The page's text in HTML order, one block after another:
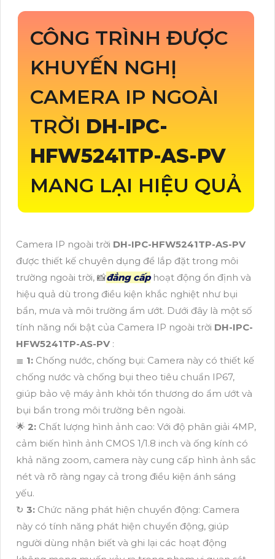
CÔNG TRÌNH ĐƯỢC
KHUYẾN NGHỊ
CAMERA IP NGOÀI
TRỜI DH-IPC-
HFW5241TP-AS-PV
MANG LẠI HIỆU QUẢ
Camera IP ngoài trời DH-IPC-HFW5241TP-AS-PV
được thiết kế chuyên dụng để lắp đặt trong môi
trường ngoài trời, 📸đẳng cấphoạt động ổn định và
hiệu quả dù trong điều kiện khắc nghiệt như bụi
bẩn, mưa và môi trường ẩm ướt. Dưới đây là một số
tính năng nổi bật của Camera IP ngoài trời DH-IPC-
HFW5241TP-AS-PV :
≣ 1: Chống nước, chống bụi: Camera này có thiết kế
chống nước và chống bụi theo tiêu chuẩn IP67,
giúp bảo vệ máy ảnh khỏi tổn thương do ẩm ướt và
bụi bẩn trong môi trường bên ngoài.
🌟 2: Chất lượng hình ảnh cao: Với độ phân giải 4MP,
cảm biến hình ảnh CMOS 1/1.8 inch và ống kính có
khả năng zoom, camera này cung cấp hình ảnh sắc
nét và rõ ràng ngay cả trong điều kiện ánh sáng
yếu.
↻ 3: Chức năng phát hiện chuyển động: Camera
này có tính năng phát hiện chuyển động, giúp
người dùng nhận biết và ghi lại các hoạt động